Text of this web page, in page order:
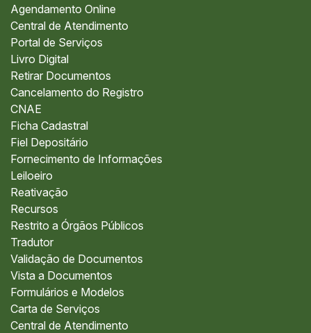
Agendamento Online
Central de Atendimento
Portal de Serviços
Livro Digital
Retirar Documentos
Cancelamento do Registro
CNAE
Ficha Cadastral
Fiel Depositário
Fornecimento de Informações
Leiloeiro
Reativação
Recursos
Restrito a Órgãos Públicos
Tradutor
Validação de Documentos
Vista a Documentos
Formulários e Modelos
Carta de Serviços
Central de Atendimento